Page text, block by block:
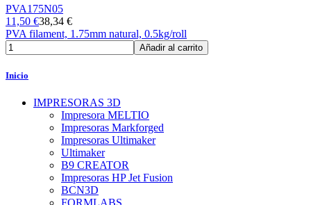
PVA175N05
11,50 €38,34 €
PVA filament, 1.75mm natural, 0.5kg/roll
Añadir al carrito
Inicio
IMPRESORAS 3D
Impresora MELTIO
Impresoras Markforged
Impresoras Ultimaker
Ultimaker
B9 CREATOR
Impresoras HP Jet Fusion
BCN3D